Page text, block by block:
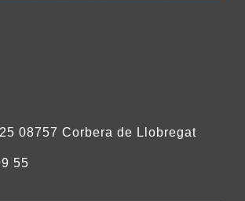
08757 Corbera de Llobregat
55